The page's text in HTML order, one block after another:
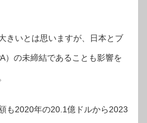
きいとは思いますが、日本とブ
）の未締結であることも影響を
も2020年の20.1億ドルから2023